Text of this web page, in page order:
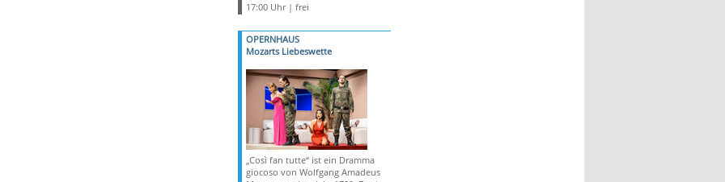
17:00 Uhr | frei
OPERNHAUS
Mozarts Liebeswette
„Così fan tutte“ ist ein Dramma
giocoso von Wolfgang Amadeus